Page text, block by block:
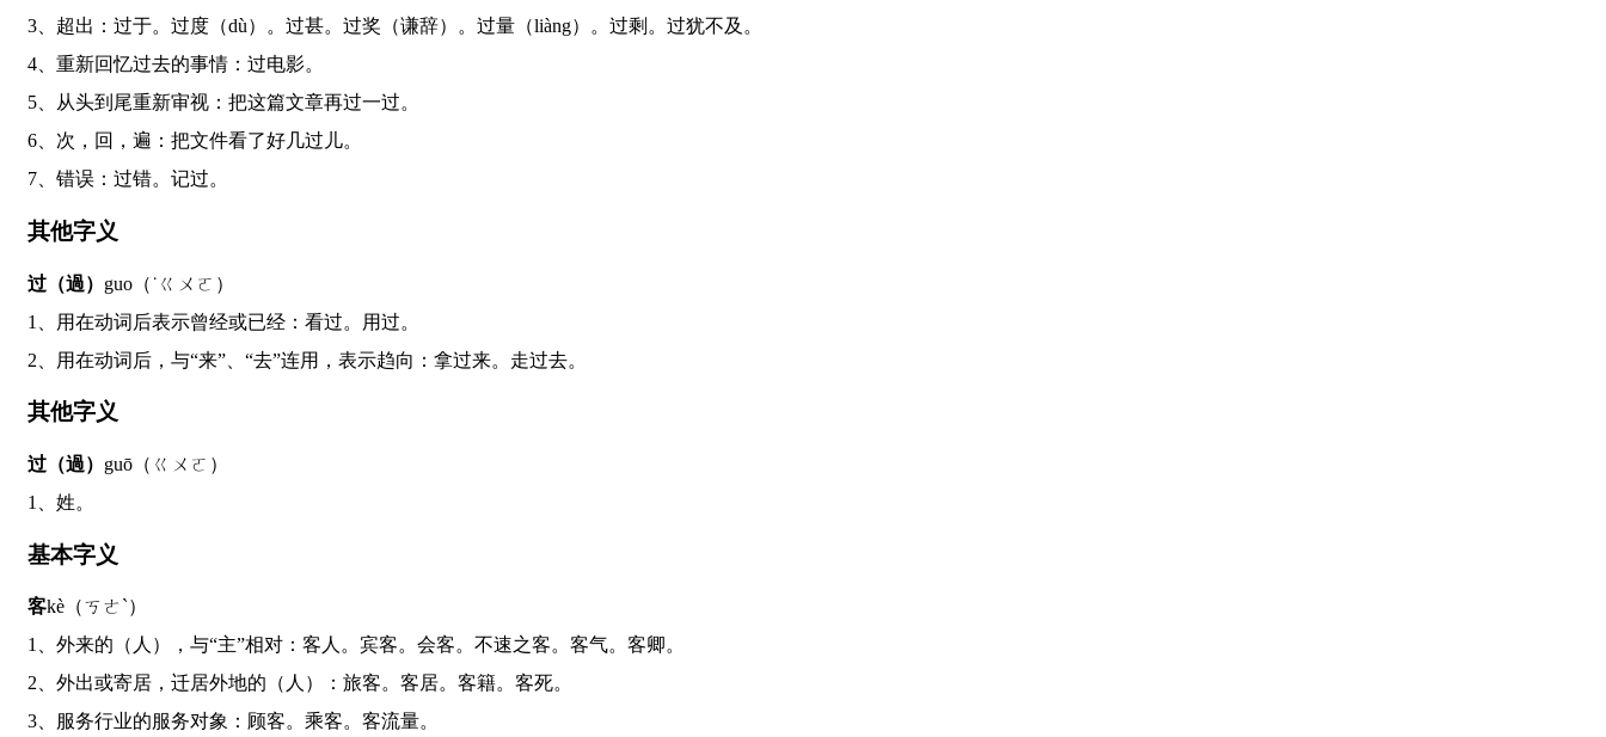
3、超出：过于。过度（dù）。过甚。过奖（谦辞）。过量（liàng）。过剩。过犹不及。
4、重新回忆过去的事情：过电影。
5、从头到尾重新审视：把这篇文章再过一过。
6、次，回，遍：把文件看了好几过儿。
7、错误：过错。记过。
其他字义
过（過） guo（˙ㄍㄨㄛ）
1、用在动词后表示曾经或已经：看过。用过。
2、用在动词后，与“来”、“去”连用，表示趋向：拿过来。走过去。
其他字义
过（過） guō（ㄍㄨㄛ）
1、姓。
基本字义
客kè（ㄎㄜˋ）
1、外来的（人），与“主”相对：客人。宾客。会客。不速之客。客气。客卿。
2、外出或寄居，迁居外地的（人）：旅客。客居。客籍。客死。
3、服务行业的服务对象：顾客。乘客。客流量。